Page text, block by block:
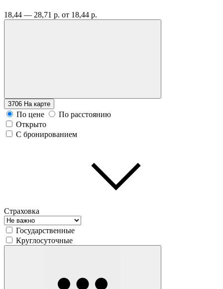
18,44 — 28,71 р. от 18,44 р.
3706 На карте
По цене
По расстоянию
Открыто
С бронированием
Страховка
Государственные
Круглосуточные